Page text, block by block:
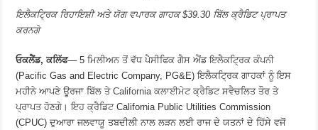
ਇਲੈਕਟ੍ਰਿਕ ਰਿਹਾਇਸ਼ੀ ਅਤੇ ਯੋਗ ਵਪਾਰਕ ਗਾਹਕ $39.30 ਬਿੱਲ ਕ੍ਰੈਡਿਟ ਪ੍ਰਾਪਤ
ਕਰਨਗੇ
ਓਕਲੈਂਡ, ਕਲਿੱਫ— 5 ਮਿਲੀਅਨ ਤੋਂ ਵੱਧ ਪੈਸੀਫਿਕ ਗੈਸ ਐਂਡ ਇਲੈਕਟ੍ਰਿਕ ਕੰਪਨੀ
(Pacific Gas and Electric Company, PG&E) ਇਲੈਕਟ੍ਰਿਕ ਗਾਹਕਾਂ ਨੂੰ ਇਸ
ਮਹੀਨੇ ਆਪਣੇ ਊਰਜਾ ਬਿੱਲ ਤੇCalifornia ਕਲਾਈਮੇਟ ਕ੍ਰੈਡਿਟਸਵੈਚਲਿਤ ਤੌਰ ਤੇ
ਪ੍ਰਾਪਤ ਹੋਣਗੇ। ਇਹ ਕ੍ਰੈਡਿਟ California Public Utilities Commission
(CPUC) ਦੁਆਰਾ ਜਲਵਾਯੂ ਤਬਦੀਲੀ ਨਾਲ ਲੜਨ ਲਈ ਰਾਜ ਦੇ ਯਤਨਾਂ ਦੇ ਹਿੱਸੇ ਵਜੋਂ